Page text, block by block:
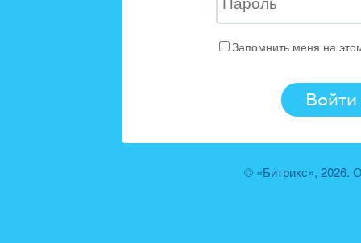
Запомнить меня на
© «Битрикс», 2026.